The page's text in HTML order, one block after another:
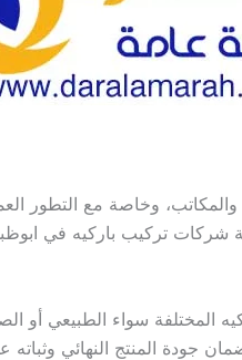
وخاصة مع التطور
شركات تركيب باركيه في
سواء الطبيعي أو
جودة المنتج النهائي